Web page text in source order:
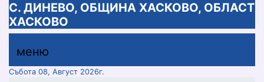
С. ДИНЕВО, ОБЩИНА ХАСКОВО, ОБЛАСТ
ХАСКОВО
меню горно
меню
меню
Събота 08, Август 2026г.